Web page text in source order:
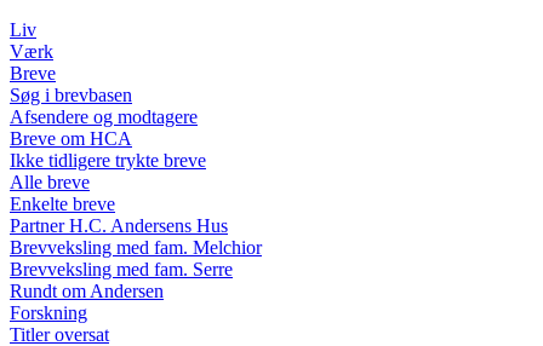
Liv
Værk
Breve
Søg i brevbasen
Afsendere og modtagere
Breve om HCA
Ikke tidligere trykte breve
Alle breve
Enkelte breve
Partner H.C. Andersens Hus
Brevveksling med fam. Melchior
Brevveksling med fam. Serre
Rundt om Andersen
Forskning
Titler oversat